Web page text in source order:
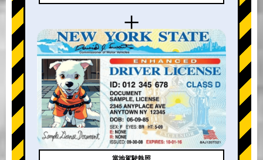
+
當地駕駛執照